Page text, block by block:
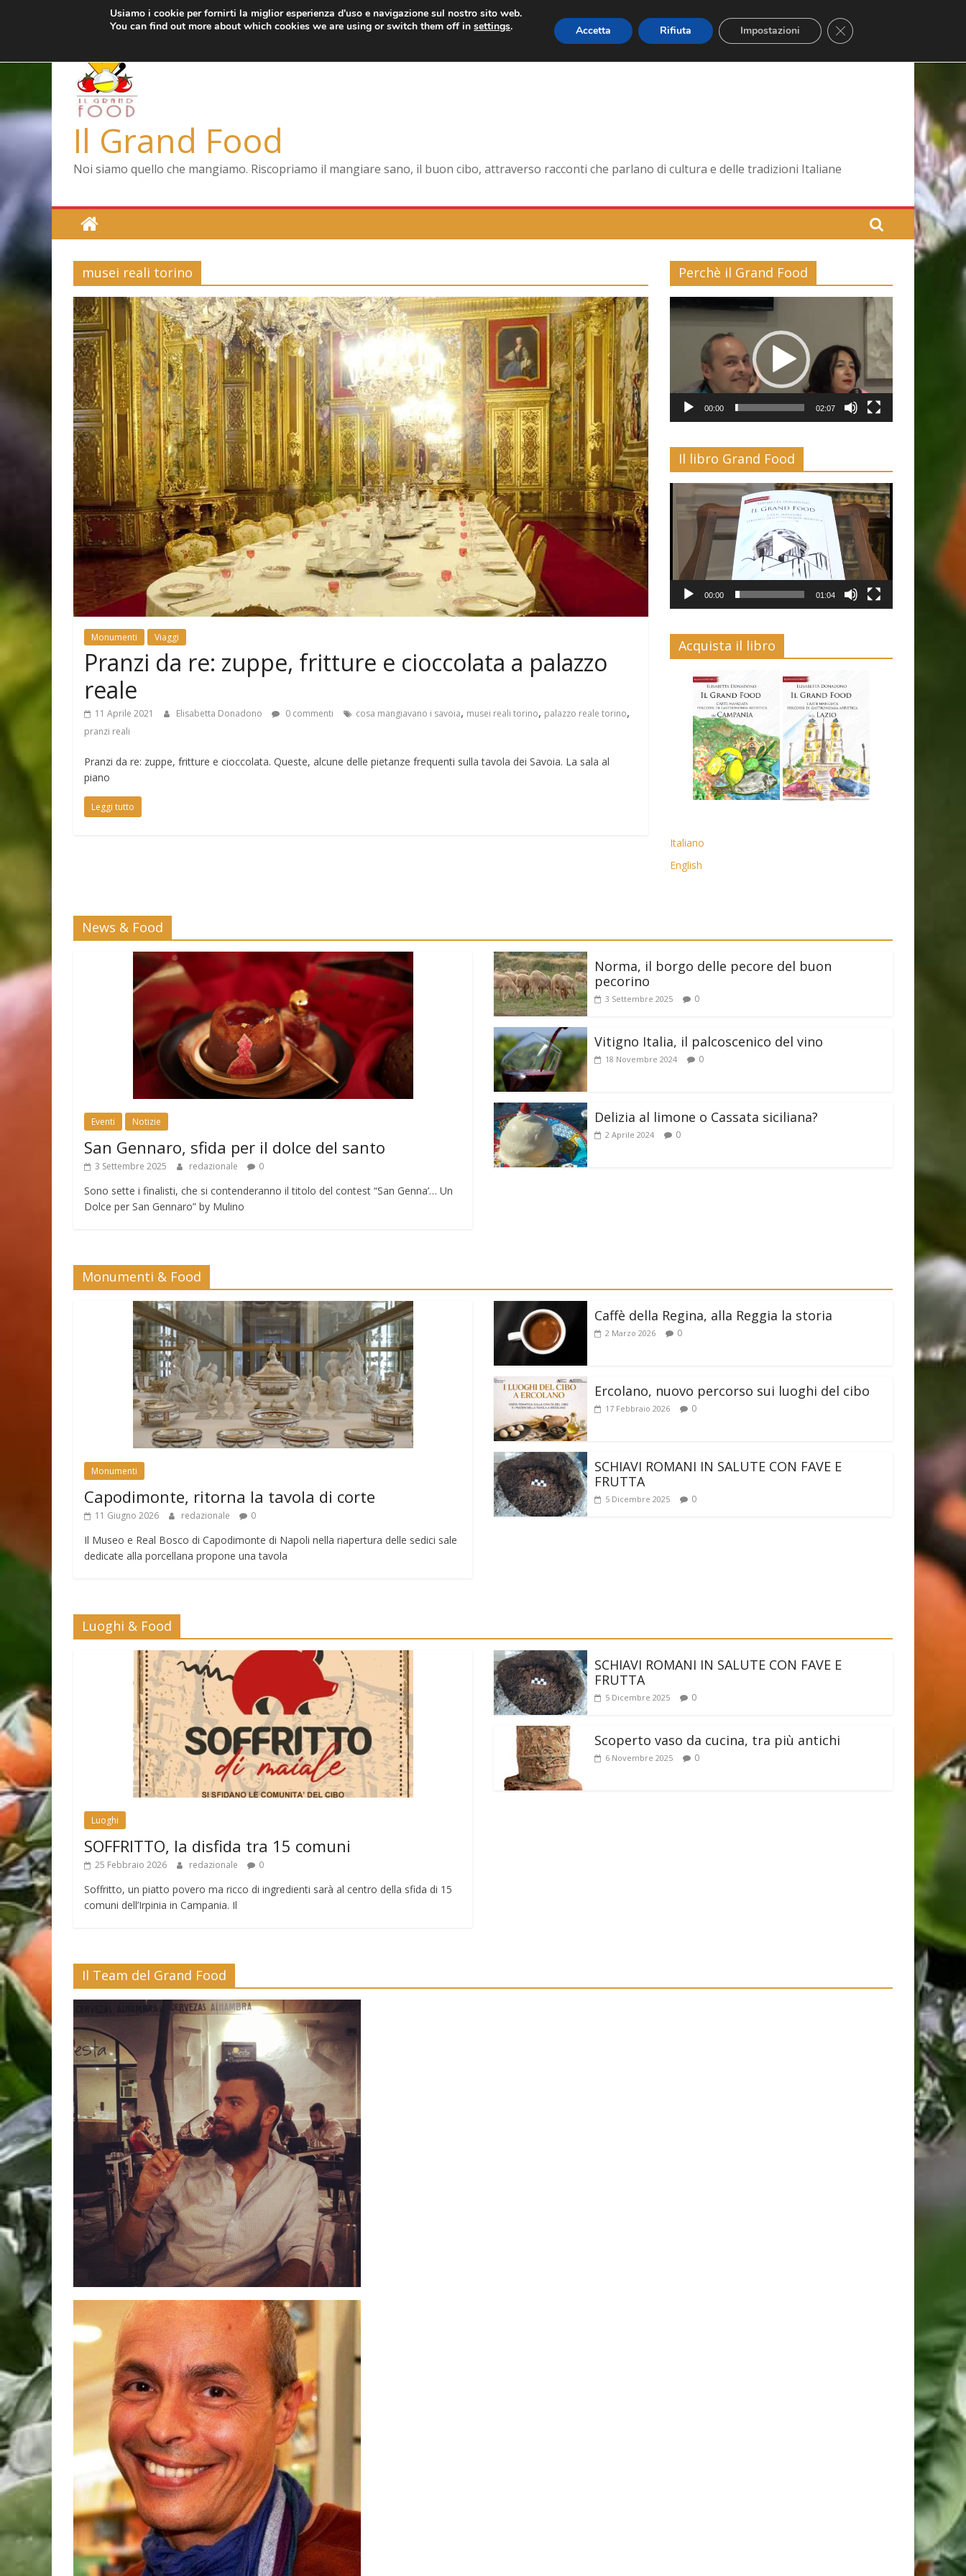
giovedì, Agosto 6, 2026 Ultimo: Pizza a Corte
Menopausa, una forma smagliante senza età
Il Grand Food
Noi siamo quello che mangiamo. Riscopriamo il mangiare sano, il buon cibo, attraverso racconti che parlano di cultura e delle tradizioni Italiane
musei reali torino
Monumenti Viaggi
Pranzi da re: zuppe, fritture e cioccolata a palazzo
reale
11 Aprile 2021 Elisabetta Donadono 0 commenti cosa mangiavano i savoia, musei reali torino, palazzo reale torino,
pranzi reali
Pranzi da re: zuppe, fritture e cioccolata. Queste, alcune delle pietanze frequenti sulla tavola dei Savoia. La sala al
piano
Leggi tutto
Perchè il Grand Food
Video
Player
00:00 02:07
Il libro Grand Food
Player
00:00 01:04
Acquista il libro
Italiano
English
News & Food
Eventi Notizie
San Gennaro, sfida per il dolce del santo
3 Settembre 2025 redazionale 0
Sono sette i finalisti, che si contenderanno il titolo del contest “San Genna’… Un
Dolce per San Gennaro” by Mulino
Norma, il borgo delle pecore del buon
pecorino
3 Settembre 2025 0
Vitigno Italia, il palcoscenico del vino
18 Novembre 2024 0
Delizia al limone o Cassata siciliana?
2 Aprile 2024 0
Monumenti & Food
Monumenti
Capodimonte, ritorna la tavola di corte
11 Giugno 2026 redazionale 0
Il Museo e Real Bosco di Capodimonte di Napoli nella riapertura delle sedici sale
dedicate alla porcellana propone una tavola
Caffè della Regina, alla Reggia la storia
2 Marzo 2026 0
Ercolano, nuovo percorso sui luoghi del cibo
17 Febbraio 2026 0
SCHIAVI ROMANI IN SALUTE CON FAVE E
FRUTTA
5 Dicembre 2025 0
Luoghi & Food
Luoghi
SOFFRITTO, la disfida tra 15 comuni
25 Febbraio 2026 redazionale 0
Soffritto, un piatto povero ma ricco di ingredienti sarà al centro della sfida di 15
comuni dell’Irpinia in Campania. Il
SCHIAVI ROMANI IN SALUTE CON FAVE E
FRUTTA
5 Dicembre 2025 0
Scoperto vaso da cucina, tra più antichi
6 Novembre 2025 0
Il Team del Grand Food
Usiamo i cookie per fornirti la miglior esperienza d'uso e navigazione sul nostro sito web.
You can find out more about which cookies we are using or switch them off insettings. Accetta Rifiuta Impostazioni Close GDPR Cookie Banner